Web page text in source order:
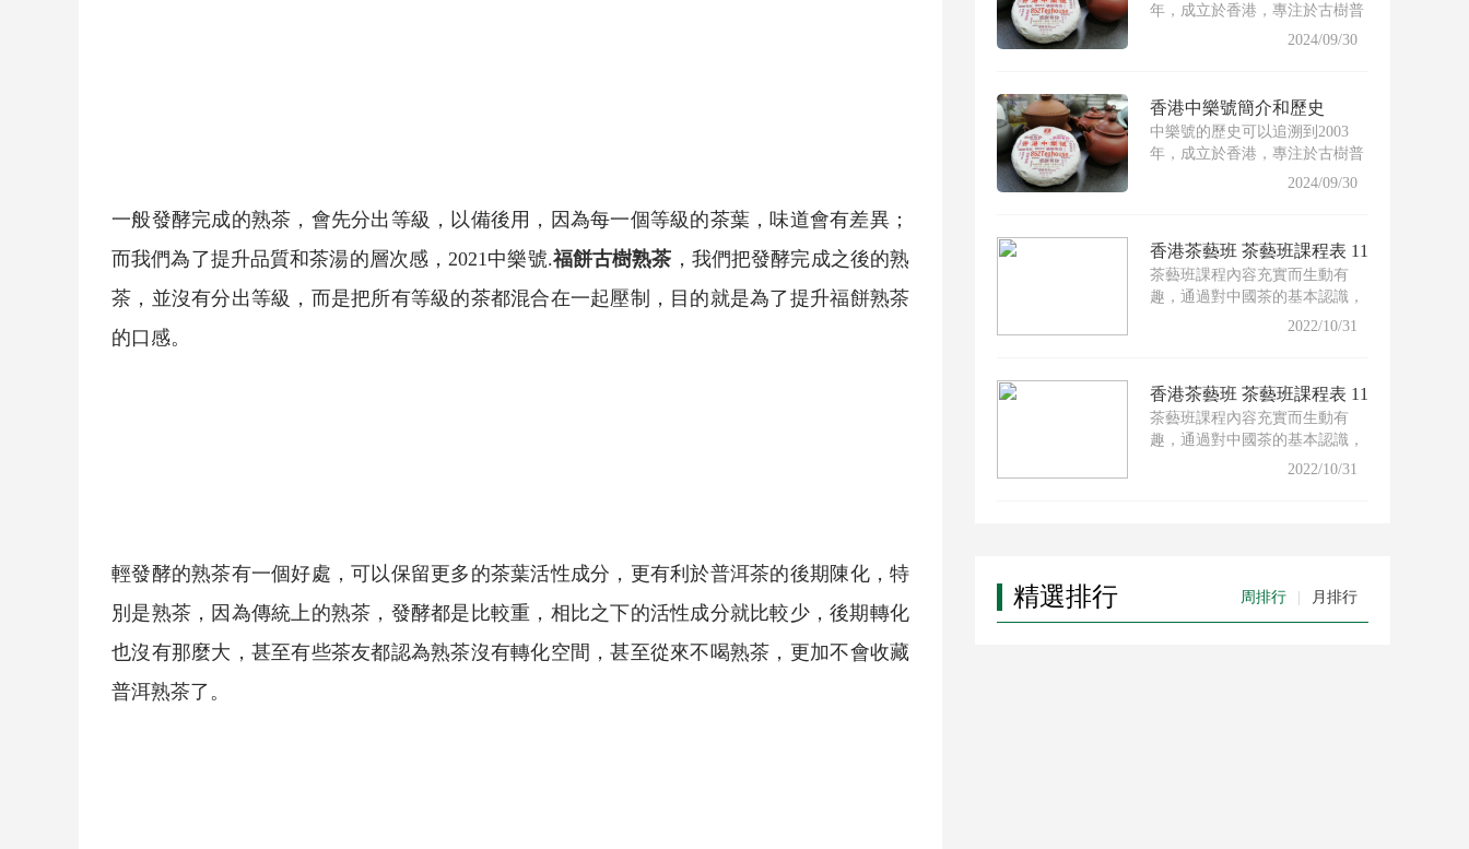
一般發酵完成的熟茶 ，會先分出等級，以備後用，因為每一個等級的茶葉，味道會有差異；
而我們為了提升品質和茶湯的層次感，2021中樂號.福餅古樹熟茶 ，我們把發酵完成之後的熟
茶 ，並沒有分出等級，而是把所有等級的茶都混合在一起壓制，目的就是為了提升福餅熟茶
的口感。
輕發酵的熟茶有一個好處，可以保留更多的茶葉活性成分，更有利於普洱茶的後期陳化，特
別是熟茶 ，因為傳統上的熟茶 ，發酵都是比較重，相比之下的活性成分就比較少，後期轉化
也沒有那麼大，甚至有些茶友都認為熟茶沒有轉化空間，甚至從來不喝熟茶 ，更加不會收藏
普洱熟茶了。
年，成立於香港，專注於古樹普
洱茶的製作與推廣。創始人希
2024/09/30
香港中樂號簡介和歷史
中樂號的歷史可以追溯到2003
年，成立於香港，專注於古樹普
洱茶的製作與推廣。創始人希
2024/09/30
香港茶藝班 茶藝班課程表 11
月份
茶藝班課程內容充實而生動有
趣，通過對中國茶的基本認識，
配以適合的茶具及沖泡技巧，
2022/10/31
香港茶藝班 茶藝班課程表 11
月份
茶藝班課程內容充實而生動有
趣，通過對中國茶的基本認識，
配以適合的茶具及沖泡技巧，
2022/10/31
精選排行 周排行 月排行